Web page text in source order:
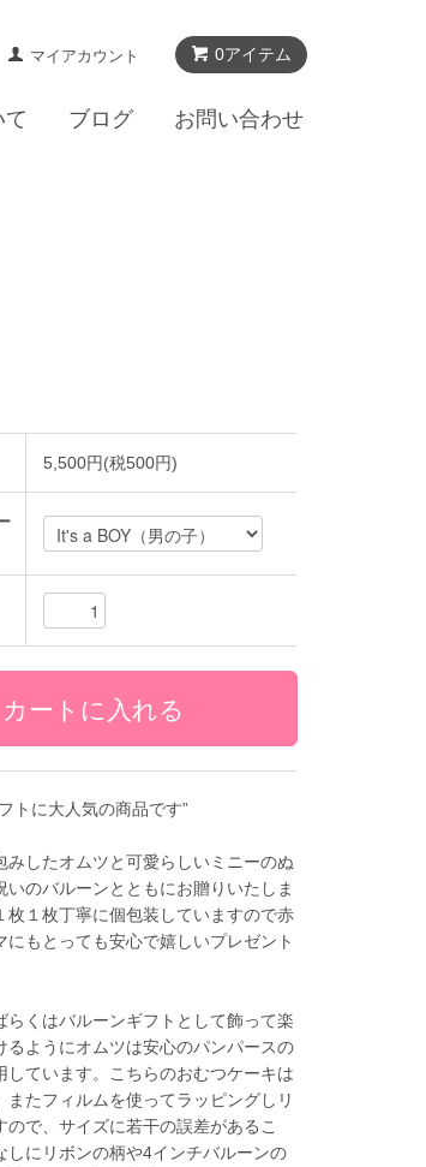
0アイテム
マイアカウント
て ブログ お問い合わせ
5,500円(税500円)
トに大人気の商品です”
みしたオムツと可愛らしいミニーのぬ
いのバルーンとともにお贈りいたしま
枚１枚丁寧に個包装していますので赤
にもとっても安心で嬉しいプレゼント
らくはバルーンギフトとして飾って楽
るようにオムツは安心のパンパースの
しています。こちらのおむつケーキは
またフィルムを使ってラッピングしリ
ので、サイズに若干の誤差があるこ
しにリボンの柄や4インチバルーンの